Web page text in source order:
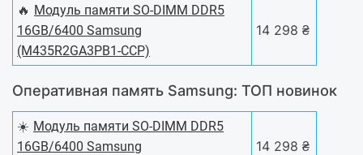
🔥 Модуль памяти SO-DIMM DDR5
16GB/6400 Samsung
(M435R2GA3PB1-CCP)
14 298 ₴
Оперативная память Samsung: ТОП новинок
☀️ Модуль памяти SO-DIMM DDR5
16GB/6400 Samsung
14 298 ₴